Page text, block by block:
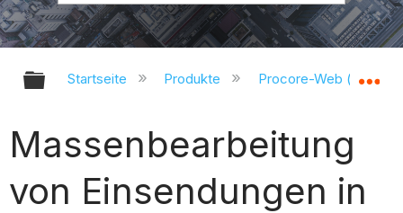
Globale Hierarchie auf- und
Startseite Produkte Procore-Web
Massenbearbeitung
von Einsendungen in